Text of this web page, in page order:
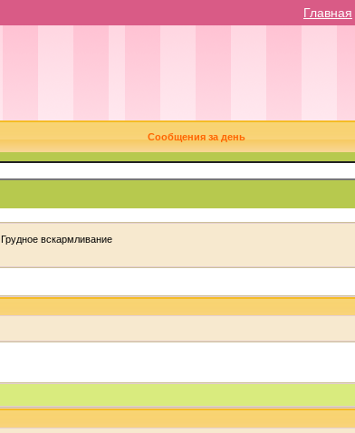
Главная
Сообщения за день
Грудное вскармливание